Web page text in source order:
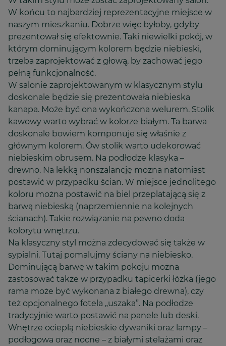
W końcu to najbardziej reprezentacyjne miejsce w
naszym mieszkaniu. Dobrze więc byłoby, gdyby
prezentował się efektownie. Taki niewielki pokój, w
którym dominującym kolorem będzie niebieski,
trzeba zaprojektować z głową, by zachować jego
pełną funkcjonalność.
W salonie zaprojektowanym w klasycznym stylu
doskonale będzie się prezentowała niebieska
kanapa. Może być ona wykończona welurem. Stolik
kawowy warto wybrać w kolorze białym. Ta barwa
doskonale bowiem komponuje się właśnie z
głównym kolorem. Ów stolik warto udekorować
niebieskim obrusem. Na podłodze klasyka –
drewno. Na lekką nonszalancję można natomiast
postawić w przypadku ścian. W miejsce jednolitego
koloru można postawić na biel przeplatającą się z
barwą niebieską (naprzemiennie na kolejnych
ścianach). Takie rozwiązanie na pewno doda
kolorytu wnętrzu.
Na klasyczny styl można zdecydować się także w
sypialni. Tutaj pomalujmy ściany na niebiesko.
Dominującą barwę w takim pokoju można
zastosować także w przypadku tapicerki łóżka (jego
rama może być wykonana z białego drewna), czy
też opcjonalnego fotela „uszaka”. Na podłodze
tradycyjnie warto postawić na panele lub deski.
Wnętrze ocieplą niebieskie dywaniki oraz lampy –
podłogowa oraz nocne – z białymi stelażami oraz